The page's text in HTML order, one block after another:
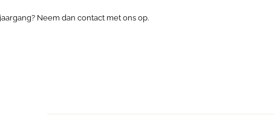
Neem dan contact met ons op.